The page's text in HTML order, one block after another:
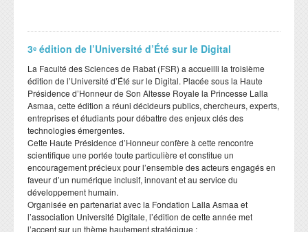
3ᵉ édition de l’Université d’Été sur le Digital
​La Faculté des Sciences de Rabat (FSR) a accueilli la troisième
édition de l’Université d’Été sur le Digital. Placée sous la Haute
Présidence d’Honneur de Son Altesse Royale la Princesse Lalla
Asmaa, cette édition a réuni décideurs publics, chercheurs, experts,
entreprises et étudiants pour débattre des enjeux clés des
technologies émergentes.
​Cette Haute Présidence d’Honneur confère à cette rencontre
scientifique une portée toute particulière et constitue un
encouragement précieux pour l’ensemble des acteurs engagés en
faveur d’un numérique inclusif, innovant et au service du
développement humain.
​Organisée en partenariat avec la Fondation Lalla Asmaa et
l’association Université Digitale, l’édition de cette année met
l’accent sur un thème hautement stratégique :